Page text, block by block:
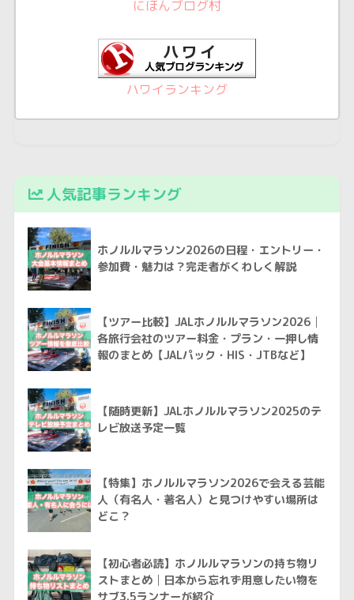
にほんブログ村
ハワイランキング
人気記事ランキング
ホノルルマラソン2026の日程・エントリー・
参加費・魅力は？完走者がくわしく解説
【ツアー比較】JALホノルルマラソン2026│
各旅行会社のツアー料金・プラン・一押し情
報のまとめ【JALパック・HIS・JTBなど】
【随時更新】JALホノルルマラソン2025のテ
レビ放送予定一覧
【特集】ホノルルマラソン2026で会える芸能
人（有名人・著名人）と見つけやすい場所は
どこ？
【初心者必読】ホノルルマラソンの持ち物リ
ストまとめ│日本から忘れず用意したい物を
サブ3.5ランナーが紹介